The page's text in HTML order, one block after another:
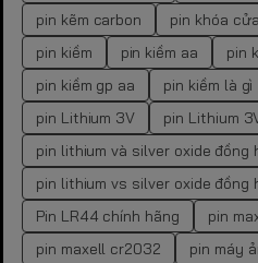
pin kẽm carbon
pin khóa cửa
pin kiềm
pin kiềm aa
pin
pin kiềm gp aa
pin kiềm là gì
pin Lithium 3V
pin Lithium
pin lithium và silver oxide đồng
pin lithium vs silver oxide đồng
Pin LR44 chính hãng
pin
pin maxell cr2032
pin máy